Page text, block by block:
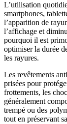
L’utilisation
smartphones,
l’apparition de
l’affichage et
pourquoi il est
optimiser la durée
les rayures.
Les revêtements
prisées pour
frottements, les
généralement
trempé ou des
tout en préservant